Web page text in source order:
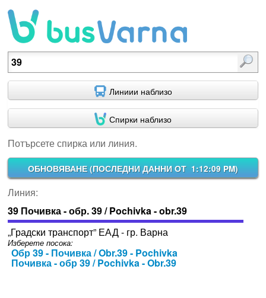
Потърсете спирка или линия.
Линиии наблизо
Спирки наблизо
Потърсете спирка или линия.
ОБНОВЯВАНЕ (ПОСЛЕДНИ ДАННИ ОТ 1:12:09 PM)
Линия:
39 Почивка - обр. 39 / Pochivka - obr.39
„Градски транспорт” ЕАД - гр. Варна
Изберете посока:
Обр 39 - Почивка / Obr.39 - Pochivka
Почивка - обр 39 / Pochivka - Obr.39